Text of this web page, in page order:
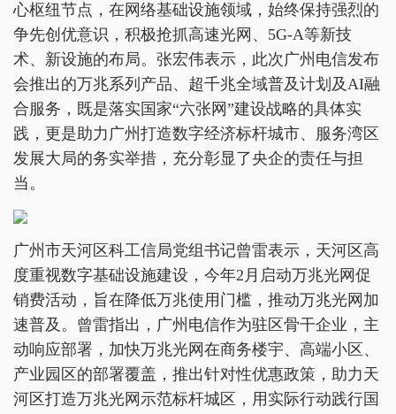
心枢纽节点，在网络基础设施领域，始终保持强烈的
争先创优意识，积极抢抓高速光网、5G-A等新技
术、新设施的布局。张宏伟表示，此次广州电信发布
会推出的万兆系列产品、超千兆全域普及计划及AI融
合服务，既是落实国家“六张网”建设战略的具体实
践，更是助力广州打造数字经济标杆城市、服务湾区
发展大局的务实举措，充分彰显了央企的责任与担
当。
广州市天河区科工信局党组书记曾雷表示，天河区高
度重视数字基础设施建设，今年2月启动万兆光网促
销费活动，旨在降低万兆使用门槛，推动万兆光网加
速普及。曾雷指出，广州电信作为驻区骨干企业，主
动响应部署，加快万兆光网在商务楼宇、高端小区、
产业园区的部署覆盖，推出针对性优惠政策，助力天
河区打造万兆光网示范标杆城区，用实际行动践行国